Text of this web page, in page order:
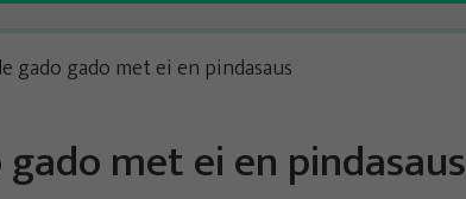
gado gado met ei en pindasaus
met ei en pindasaus